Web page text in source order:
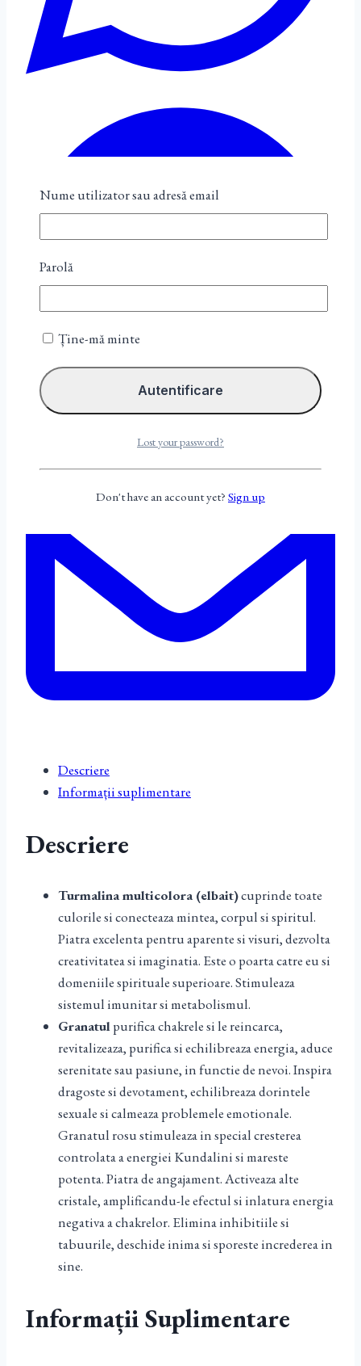
Descriere
Informații suplimentare
Descriere
Turmalina multicolora (elbait)cuprinde toate
culorile si conecteaza mintea, corpul si spiritul.
Piatra excelenta pentru aparente si visuri, dezvolta
creativitatea si imaginatia. Este o poarta catre eu si
domeniile spirituale superioare. Stimuleaza
sistemul imunitar si metabolismul.
Granatulpurifica chakrele si le reincarca,
revitalizeaza, purifica si echilibreaza energia, aduce
serenitate sau pasiune, in functie de nevoi. Inspira
dragoste si devotament, echilibreaza dorintele
sexuale si calmeaza problemele emotionale.
Granatul rosu stimuleaza in special cresterea
controlata a energiei Kundalini si mareste
potenta. Piatra de angajament. Activeaza alte
cristale, amplificandu-le efectul si inlatura energia
negativa a chakrelor. Elimina inhibitiile si
tabuurile, deschide inima si sporeste increderea in
sine.
Informații Suplimentare
Nume utilizator sau adresă email
Parolă
Ține-mă minte
Lost your password?
Don't have an account yet? Sign up